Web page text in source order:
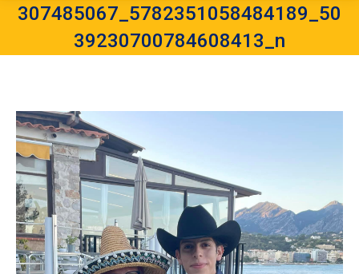
307485067_5782351058484189_50
39230700784608413_n